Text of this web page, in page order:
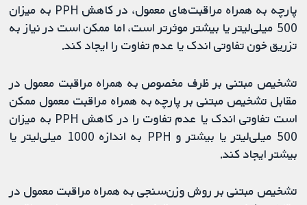
پارچه به همراه مراقبت‌های معمول، در کاهش PPH به میزان
500 میلی‌لیتر یا بیشتر موثرتر است، اما ممکن است در نیاز به
تزریق خون تفاوتی اندک یا عدم تفاوت را ایجاد کند.
تشخیص مبتنی بر ظرف مخصوص به همراه مراقبت معمول در
مقابل تشخیص مبتنی بر پارچه به همراه مراقبت معمول ممکن
است تفاوتی اندک یا عدم تفاوت را در کاهش PPH به میزان
500 میلی‌لیتر یا بیشتر و PPH به اندازه 1000 میلی‌لیتر یا
بیشتر ایجاد کند.
تشخیص مبتنی بر روش وزن‌سنجی به همراه مراقبت معمول در